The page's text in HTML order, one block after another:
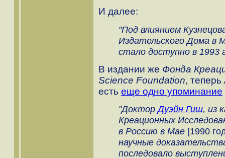
И далее:
"Под влиянием
Издательского Дома в
стало доступно в 1993
В издании же Фонда
Science Foundation, теперь
есть еще одно упоминание
"ДокторДуэйн Гиш, из
Креационных
в Россию в Мае [1990
научные
последовало